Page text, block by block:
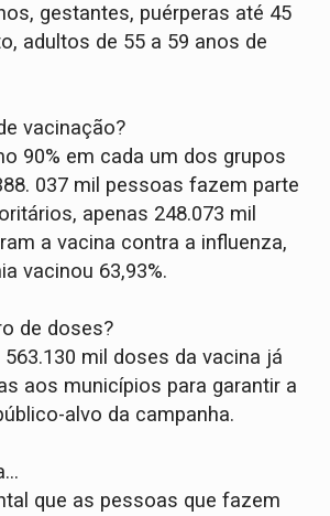
gestantes, puérperas até 45
adultos de 55 a 59 anos de
vacinação?
90% em cada um dos grupos
037 mil pessoas fazem parte
apenas 248.073 mil
a vacina contra a influenza,
vacinou 63,93%.
de doses?
mil doses da vacina já
aos municípios para garantir a
alvo da campanha.
que as pessoas que fazem